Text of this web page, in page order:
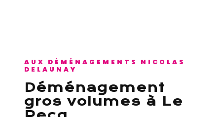
AUX DÉMÉNAGEMENTS NICOLAS
DELAUNAY
déménagement
gros volumes à Le